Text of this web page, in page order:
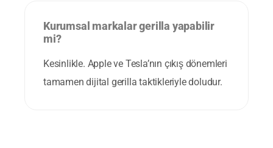
Kurumsal markalar gerilla yapabilir
mi?
Kesinlikle. Apple ve Tesla’nın çıkış dönemleri
tamamen dijital gerilla taktikleriyle doludur.